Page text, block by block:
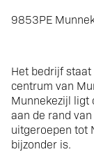
9853PE
Het bedrijf
centrum van
Munnekezijl ligt
aan de rand
uitgeroepen tot
bijzonder is.